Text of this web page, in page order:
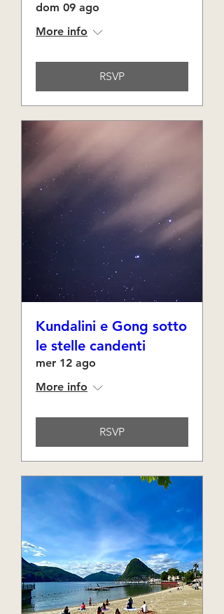
dom 09 ago
More info
RSVP
Kundalini e Gong sotto
le stelle candenti
mer 12 ago
More info
RSVP